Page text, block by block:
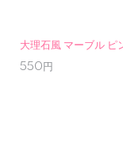
大理石風 マーブル ピ
550円